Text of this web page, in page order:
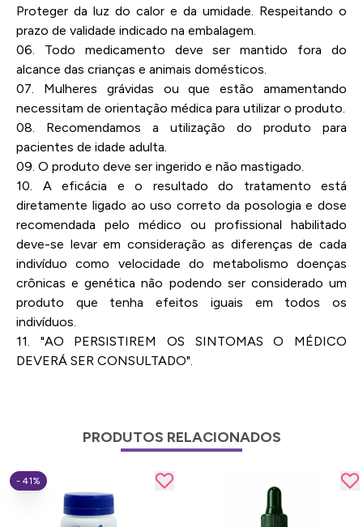
Proteger da luz do calor e da umidade. Respeitando o
prazo de validade indicado na embalagem.
06. Todo medicamento deve ser mantido fora do
alcance das crianças e animais domésticos.
07. Mulheres grávidas ou que estão amamentando
necessitam de orientação médica para utilizar o produto.
08. Recomendamos a utilização do produto para
pacientes de idade adulta.
09. O produto deve ser ingerido e não mastigado.
10. A eficácia e o resultado do tratamento está
diretamente ligado ao uso correto da posologia e dose
recomendada pelo médico ou profissional habilitado
deve-se levar em consideração as diferenças de cada
indivíduo como velocidade do metabolismo doenças
crônicas e genética não podendo ser considerado um
produto que tenha efeitos iguais em todos os
indivíduos.
11. "AO PERSISTIREM OS SINTOMAS O MÉDICO
DEVERÁ SER CONSULTADO".
PRODUTOS RELACIONADOS
- 41%